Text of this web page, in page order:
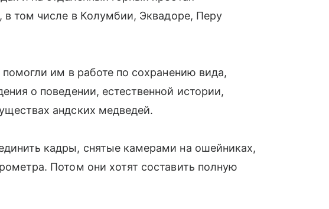
в том числе в Колумбии, Эквадоре, Перу
им в работе по сохранению вида,
о поведении, естественной истории,
андских медведей.
кадры, снятые камерами на ошейниках,
Потом они хотят составить полную